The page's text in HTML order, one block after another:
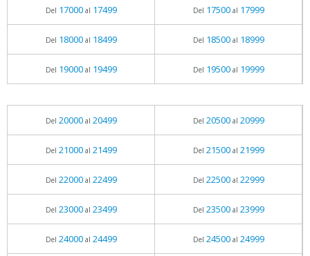
Del 17000al 17499 Del 17500al 17999
Del 18000al 18499 Del 18500al 18999
Del 19000al 19499 Del 19500al 19999
Del 20000al 20499 Del 20500al 20999
Del 21000al 21499 Del 21500al 21999
Del 22000al 22499 Del 22500al 22999
Del 23000al 23499 Del 23500al 23999
Del 24000al 24499 Del 24500al 24999